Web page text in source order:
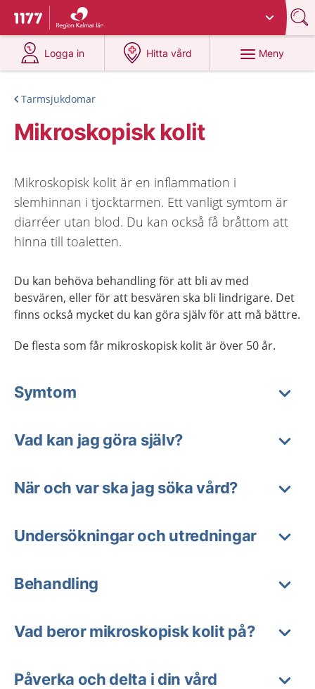
Till startsidan för 1177
Du har valt region
Logga in
på 1177.se
Hitta vård
på 1177.se
Meny
Tarmsjukdomar
Mikroskopisk kolit
Mikroskopisk kolit är en inflammation i
slemhinnan i tjocktarmen. Ett vanligt symtom är
diarréer utan blod. Du kan också få bråttom att
hinna till toaletten.
Du kan behöva behandling för att bli av med
besvären, eller för att besvären ska bli lindrigare. Det
finns också mycket du kan göra själv för att må bättre.
De flesta som får mikroskopisk kolit är över 50 år.
Symtom
Vad kan jag göra själv?
När och var ska jag söka vård?
Undersökningar och utredningar
Behandling
Vad beror mikroskopisk kolit på?
Påverka och delta i din vård